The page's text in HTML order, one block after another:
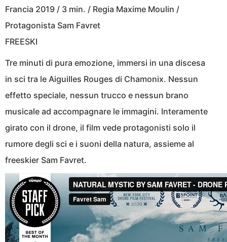
Francia 2019 / 3 min. / Regia Maxime Moulin /
Protagonista Sam Favret
FREESKI
Tre minuti di pura emozione, immersi in una discesa
in sci tra le Aiguilles Rouges di Chamonix. Nessun
effetto speciale, nessun trucco e nessun brano
musicale ad accompagnare le immagini. Interamente
girato con il drone, il film vede protagonisti solo il
rumore degli sci e i suoni della natura, assieme al
freeskier Sam Favret.